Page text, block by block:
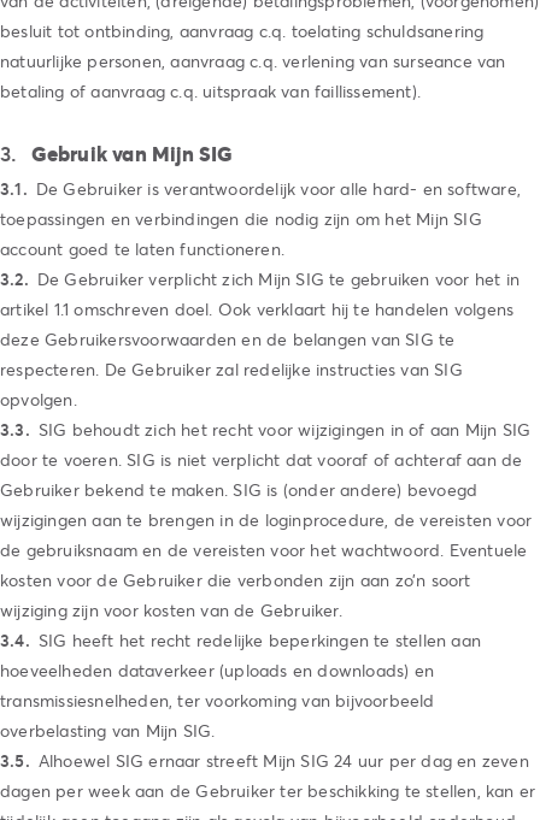
besluit tot ontbinding, aanvraag c.q. toelating schuldsanering
natuurlijke personen, aanvraag c.q. verlening van surseance van
betaling of aanvraag c.q. uitspraak van faillissement).
Gebruik van Mijn SIG
De Gebruiker is verantwoordelijk voor alle hard- en software,
toepassingen en verbindingen die nodig zijn om het Mijn SIG
account goed te laten functioneren.
De Gebruiker verplicht zich Mijn SIG te gebruiken voor het in
artikel 1.1 omschreven doel. Ook verklaart hij te handelen volgens
deze Gebruikersvoorwaarden en de belangen van SIG te
respecteren. De Gebruiker zal redelijke instructies van SIG
opvolgen.
SIG behoudt zich het recht voor wijzigingen in of aan Mijn SIG
door te voeren. SIG is niet verplicht dat vooraf of achteraf aan de
Gebruiker bekend te maken. SIG is (onder andere) bevoegd
wijzigingen aan te brengen in de loginprocedure, de vereisten voor
de gebruiksnaam en de vereisten voor het wachtwoord. Eventuele
kosten voor de Gebruiker die verbonden zijn aan zo’n soort
wijziging zijn voor kosten van de Gebruiker.
SIG heeft het recht redelijke beperkingen te stellen aan
hoeveelheden dataverkeer (uploads en downloads) en
transmissiesnelheden, ter voorkoming van bijvoorbeeld
overbelasting van Mijn SIG.
Alhoewel SIG ernaar streeft Mijn SIG 24 uur per dag en zeven
dagen per week aan de Gebruiker ter beschikking te stellen, kan er